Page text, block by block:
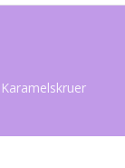
Karamelskruer